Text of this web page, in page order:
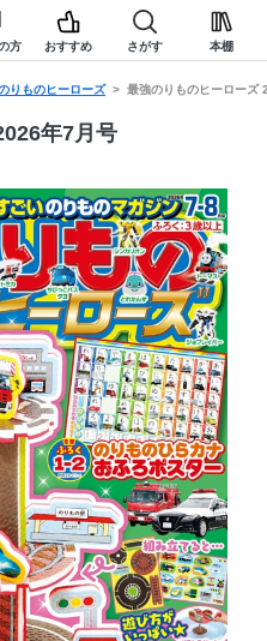
方 おすすめ さがす 本棚
りものヒーローズ 最強のりものヒーローズ
年7月号